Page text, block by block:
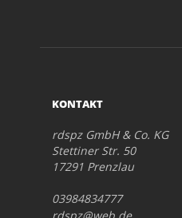
KONTAKT
rdspz GmbH & Co. KG
Stettiner Str. 50
17291 Prenzlau
03984834777
rdspz@web.de